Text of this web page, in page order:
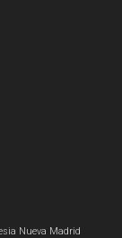
Nueva Madrid